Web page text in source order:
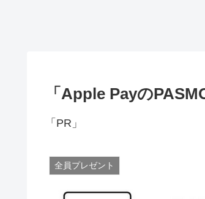
「Apple Payの
「PR」
全員プレゼント